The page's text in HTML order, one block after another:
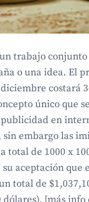
trabajo
o una idea. El
costará
único que
en
embargo las
total de 1000 x
aceptación que
total de